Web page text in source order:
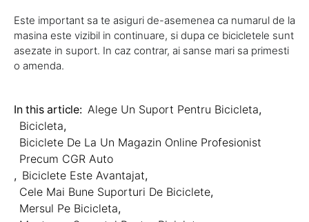
Este important sa te asiguri de-asemenea ca numarul de la
masina este vizibil in continuare, si dupa ce bicicletele sunt
asezate in suport. In caz contrar, ai sanse mari sa primesti
o amenda.
In this article: Alege Un Suport Pentru Bicicleta,
Bicicleta,
Biciclete De La Un Magazin Online Profesionist
Precum CGR Auto
, Biciclete Este Avantajat,
Cele Mai Bune Suporturi De Biciclete,
Mersul Pe Bicicleta,